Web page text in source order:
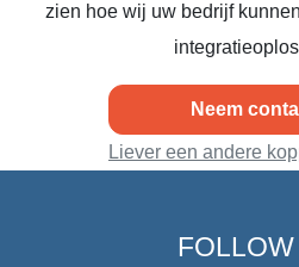
zien hoe wij uw bedrijf
Neem
Liever een andere
FOLLOW